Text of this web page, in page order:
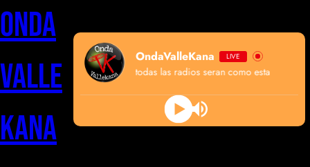
Saltar
contenido
Onda
Valle
Kana
OndaValleKana LIVE
algun dia todas las radios seran como esta